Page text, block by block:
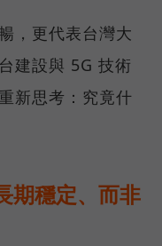
，更代表台灣大
建設與 5G 技術
新思考：究竟什
期穩定、而非